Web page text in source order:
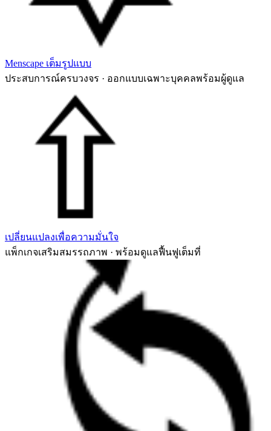
Menscape เต็มรูปแบบ
ประสบการณ์ครบวงจร · ออกแบบเฉพาะบุคคลพร้อมผู้ดูแล
เปลี่ยนแปลงเพื่อความมั่นใจ
แพ็กเกจเสริมสมรรถภาพ · พร้อมดูแลฟื้นฟูเต็มที่